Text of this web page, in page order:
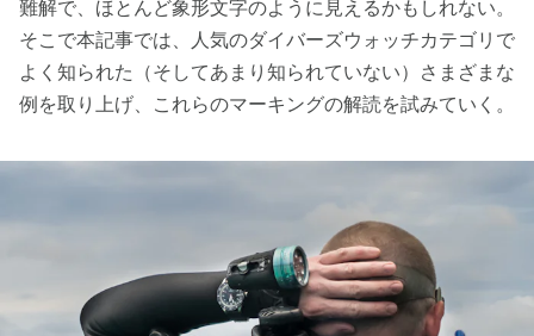
難解で、ほとんど象形文字のように見えるかもしれない。
そこで本記事では、人気のダイバーズウォッチカテゴリで
よく知られた（そしてあまり知られていない）さまざまな
例を取り上げ、これらのマーキングの解読を試みていく。